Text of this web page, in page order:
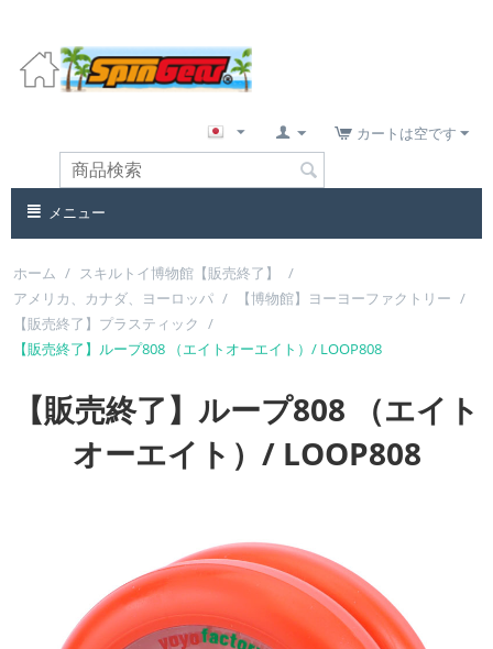
カートは空です
メニュー
ホーム / スキルトイ博物館【販売終了】
/
アメリカ、カナダ、ヨーロッパ / 【博物館】ヨーヨーファクトリー /
【販売終了】プラスティック /
【販売終了】ループ808 （エイトオーエイト）/ LOOP808
【販売終了】ループ808 （エイト
オーエイト）/ LOOP808